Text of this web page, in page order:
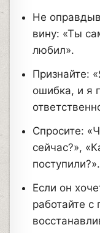
Не
вину: «Ты
любил».
Признайте:
ошибка, и я
Спросите:
сейчас?»,
поступили?».
Если он
работайте с